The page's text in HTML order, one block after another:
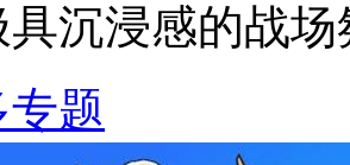
沉浸感的战场
题